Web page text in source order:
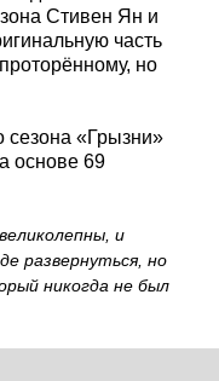
Стивен Ян и
часть
но
сезона «Грызни»
основе 69
и
развернуться, но
никогда не был